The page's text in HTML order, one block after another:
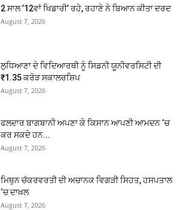
2 ਸਾਲ ’12ਵਾਂ ਖਿਡਾਰੀ’ ਰਹੇ, ਰਹਾਣੇ ਨੇ ਬਿਆਨ ਕੀਤਾ ਦਰਦ
August 7, 2026
ਲੁਧਿਆਣਾ ਦੇ ਵਿਦਿਆਰਥੀ ਨੂੰ ਸਿਡਨੀ ਯੂਨੀਵਰਸਿਟੀ ਦੀ
₹1.35 ਕਰੋੜ ਸਕਾਲਰਸ਼ਿਪ
August 7, 2026
ਫਲਦਾਰ ਬਾਗਬਾਨੀ ਅਪਣਾ ਕੇ ਕਿਸਾਨ ਆਪਣੀ ਆਮਦਨ ‘ਚ
ਕਰ ਸਕਦੇ ਹਨ...
August 7, 2026
ਮਿਥੁਨ ਚੱਕਰਵਰਤੀ ਦੀ ਅਚਾਨਕ ਵਿਗੜੀ ਸਿਹਤ, ਹਸਪਤਾਲ
‘ਚ ਦਾਖ਼ਲ
August 7, 2026